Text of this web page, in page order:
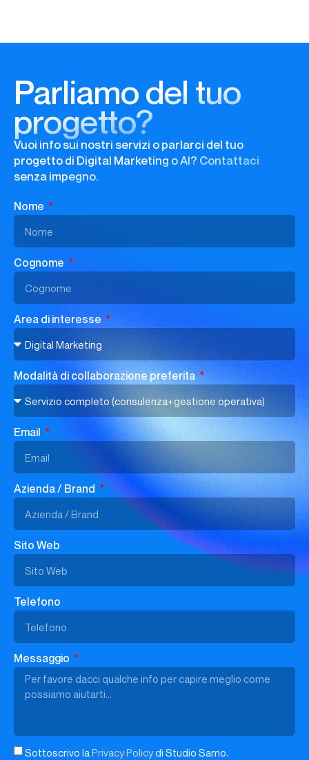
Parliamo del tuo
progetto?
Vuoi info sui nostri servizi o parlarci del tuo
progetto di Digital Marketing o AI? Contattaci
senza impegno.
Nome
Cognome
Area di interesse
Modalità di collaborazione preferita
Email
Azienda / Brand
Sito Web
Telefono
Messaggio
Sottoscrivo laPrivacy Policydi Studio Samo.